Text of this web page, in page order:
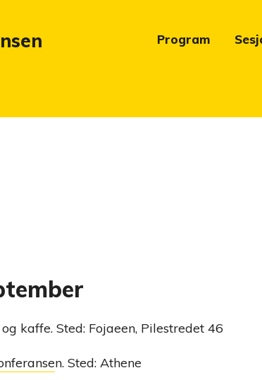
Program
kaffe. Sted: Fojaeen, Pilestredet 46
n. Sted: Athene